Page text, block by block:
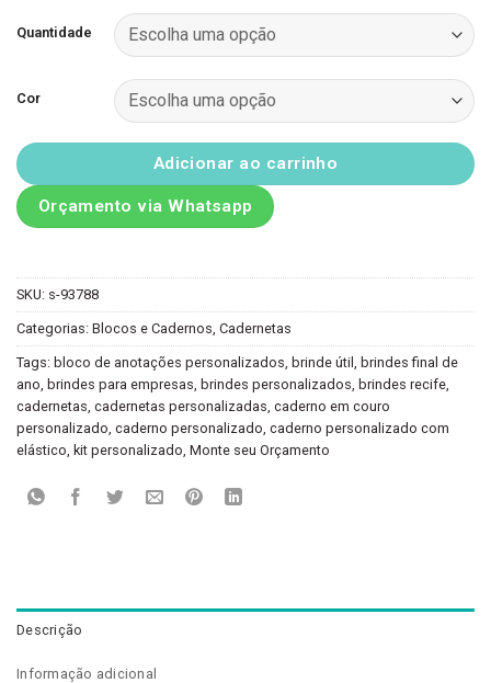
Quantidade
Cor
Adicionar ao carrinho
Orçamento via Whatsapp
SKU: s-93788
Categorias: Blocos e Cadernos Cadernetas
Tags: bloco de anotações personalizados brinde útil brindes final de
ano brindes para empresas brindes personalizados brindes recife
cadernetas cadernetas personalizadas caderno em couro
personalizado caderno personalizado caderno personalizado com
elástico kit personalizado Monte seu Orçamento
Descrição
Informação adicional